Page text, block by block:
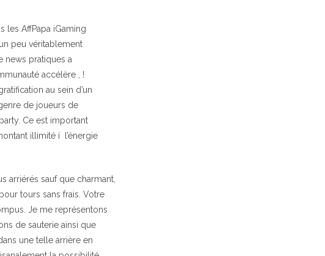
les AffPapa iGaming
peu véritablement
news pratiques a
accélère , !
au sein d’un
de joueurs de
Ce est important
illimité í l’énergie
arriérés sauf que charmant,
tours sans frais. Votre
Je me représentons
de sauterie ainsi que
une telle arrière en